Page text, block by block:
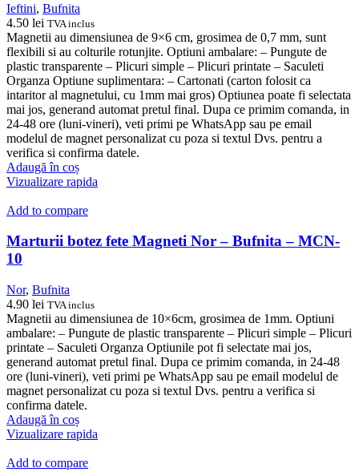
Ieftini, Bufnita
4.50 lei TVA inclus
Magnetii au dimensiunea de 9×6 cm, grosimea de 0,7 mm, sunt
flexibili si au colturile rotunjite. Optiuni ambalare: – Pungute de
plastic transparente – Plicuri simple – Plicuri printate – Saculeti
Organza Optiune suplimentara: – Cartonati (carton folosit ca
intaritor al magnetului, cu 1mm mai gros) Optiunea poate fi selectata
mai jos, generand automat pretul final. Dupa ce primim comanda, in
24-48 ore (luni-vineri), veti primi pe WhatsApp sau pe email
modelul de magnet personalizat cu poza si textul Dvs. pentru a
verifica si confirma datele.
Adaugă în coș
Vizualizare rapida
Add to compare
Marturii botez fete Magneti Nor – Bufnita – MCN-
10
Nor, Bufnita
4.90 lei TVA inclus
Magnetii au dimensiunea de 10×6cm, grosimea de 1mm. Optiuni
ambalare: – Pungute de plastic transparente – Plicuri simple – Plicuri
printate – Saculeti Organza Optiunile pot fi selectate mai jos,
generand automat pretul final. Dupa ce primim comanda, in 24-48
ore (luni-vineri), veti primi pe WhatsApp sau pe email modelul de
magnet personalizat cu poza si textul Dvs. pentru a verifica si
confirma datele.
Adaugă în coș
Vizualizare rapida
Add to compare